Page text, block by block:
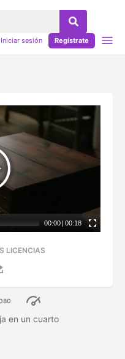
Iniciar sesión Regístrate
00:00 | 00:18
LICENCIAS
en un cuarto